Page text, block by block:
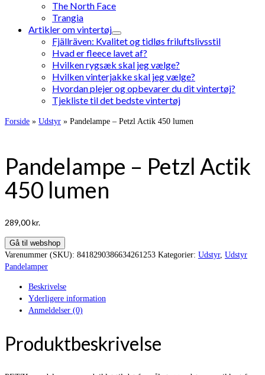
The North Face
Trangia
Artikler om vintertøj
Fjällräven: Kvalitet og tidløs friluftslivsstil
Hvad er fleece lavet af?
Hvilken rygsæk skal jeg vælge?
Hvilken vinterjakke skal jeg vælge?
Hvordan plejer og opbevarer du dit vintertøj?
Tjekliste til det bedste vintertøj
Forside » Udstyr » Pandelampe – Petzl Actik 450 lumen
Pandelampe – Petzl Actik
450 lumen
289,00kr.
Gå til webshop
Varenummer (SKU): 8418290386634261253 Kategorier: Udstyr, Udstyr
Pandelamper
Beskrivelse
Yderligere information
Anmeldelser (0)
Produktbeskrivelse